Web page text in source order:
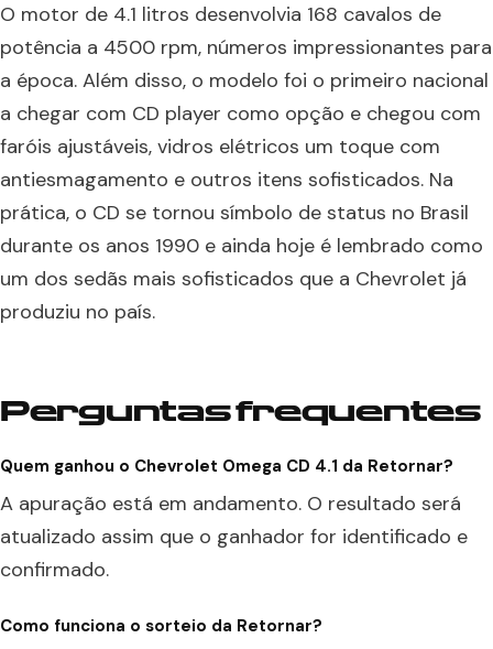
O motor de 4.1 litros desenvolvia 168 cavalos de
potência a 4500 rpm, números impressionantes para
a época. Além disso, o modelo foi o primeiro nacional
a chegar com CD player como opção e chegou com
faróis ajustáveis, vidros elétricos um toque com
antiesmagamento e outros itens sofisticados. Na
prática, o CD se tornou símbolo de status no Brasil
durante os anos 1990 e ainda hoje é lembrado como
um dos sedãs mais sofisticados que a Chevrolet já
produziu no país.
Perguntas frequentes
Quem ganhou o Chevrolet Omega CD 4.1 da Retornar?
A apuração está em andamento. O resultado será
atualizado assim que o ganhador for identificado e
confirmado.
Como funciona o sorteio da Retornar?